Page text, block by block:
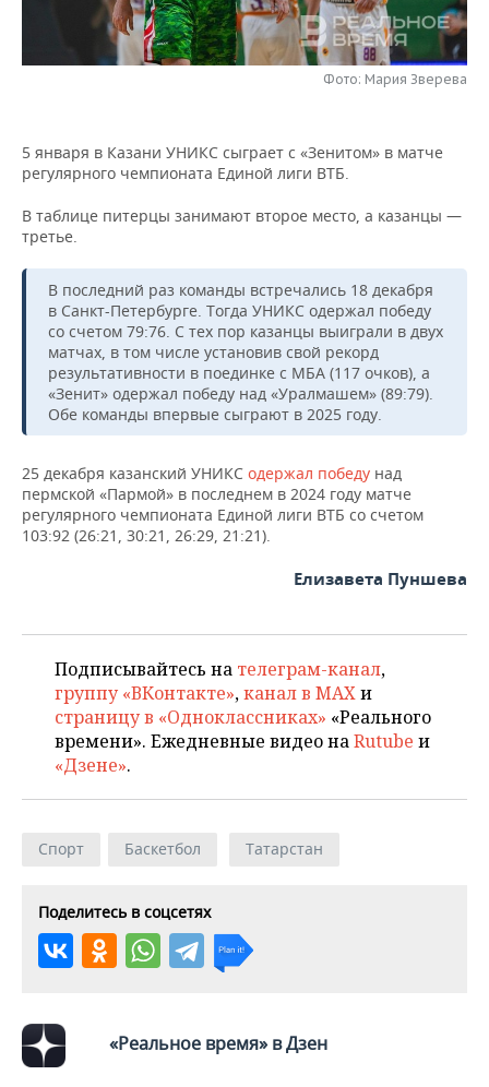
НЕФТЕХИМИЯ
ЭНЕРГЕТИКА
РОЗНИЧНАЯ ТОРГОВЛЯ
НОВОСТИ ТЕХНОЛОГИЙ
МЕРОПРИЯТИЯ
ONLINE-КОНФЕРЕНЦИИ
ОТКРЫТАЯ ЛЕКЦИЯ
ХОККЕЙ
БАСКЕТБОЛ
ВОЛЕЙБОЛ
КИБЕРСПОРТ
ФИГУРНОЕ КАТАНИЕ
ВОДНЫЕ ВИДЫ СПОРТА
ХОККЕЙ С МЯЧОМ
ОБЩЕСТВО
ВЛАСТЬ
ИНФРАСТРУКТУРА
ИСТОРИЯ
КУЛЬТУРА
МЕДИЦИНА
ОБРАЗОВАНИЕ
ПРОИСШЕСТВИЯ
СЮЖЕТЫ
СПРАВОЧНИК
СПИСОК ПЕРСОН
СПИСОК КОМПАНИЙ
ПОЛНАЯ ВЕРСИЯ
Фото: Мария Зверева
5 января в Казани УНИКС сыграет с «Зенитом» в матче
регулярного чемпионата Единой лиги ВТБ.
В таблице питерцы занимают второе место, а казанцы —
третье.
В последний раз команды встречались 18 декабря
в Санкт-Петербурге. Тогда УНИКС одержал победу
со счетом 79:76. С тех пор казанцы выиграли в двух
матчах, в том числе установив свой рекорд
результативности в поединке с МБА (117 очков), а
«Зенит» одержал победу над «Уралмашем» (89:79).
Обе команды впервые сыграют в 2025 году.
25 декабря казанский УНИКС одержал победу над
пермской «Пармой» в последнем в 2024 году матче
регулярного чемпионата Единой лиги ВТБ со счетом
103:92 (26:21, 30:21, 26:29, 21:21).
Елизавета Пуншева
Подписывайтесь на телеграм-канал,
группу «ВКонтакте»,канал в MAXи
страницу в «Одноклассниках» «Реального
времени». Ежедневные видео наRutube и
«Дзене».
Спорт Баскетбол Татарстан
Поделитесь в соцсетях
«Реальное время» в Дзен